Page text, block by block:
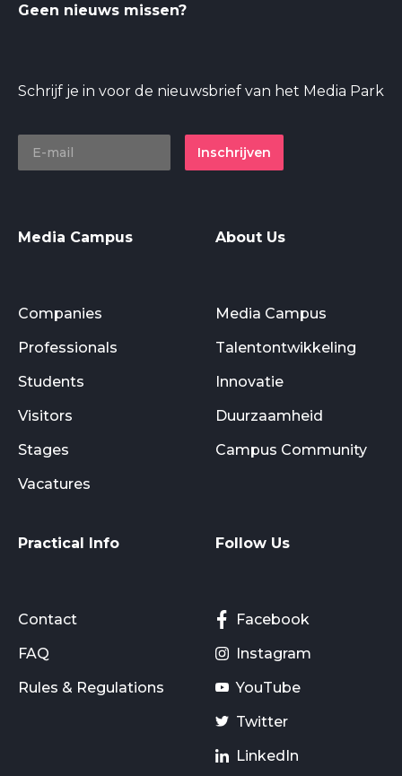
Geen nieuws missen?
Schrijf je in voor de nieuwsbrief van het Media Park
Inschrijven
Media Campus
Companies
Professionals
Students
Visitors
Stages
Vacatures
About Us
Media Campus
Talentontwikkeling
Innovatie
Duurzaamheid
Campus Community
Practical Info
Contact
FAQ
Rules & Regulations
Follow Us
Facebook
Instagram
YouTube
Twitter
LinkedIn